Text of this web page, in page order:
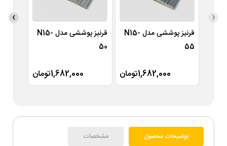
قرنیز پوششی مدل N15-
55
1,682,000تومان
قرنیز پوششی مدل N15-
50
1,682,000تومان
‹
›
توضیحات محصول مشخصات